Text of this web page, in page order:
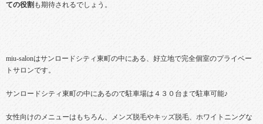
ての役割 も期待されるでしょう。
miu-salonはサンロードシティ東町の中にある、好立地で完全個室のプライベー
トサロンです。
サンロードシティ東町の中にあるので駐車場は４３０台まで駐車可能♪
女性向けのメニューはもちろん、メンズ脱毛やキッズ脱毛、ホワイトニングな